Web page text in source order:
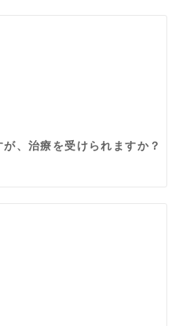
、治療を受けられますか？